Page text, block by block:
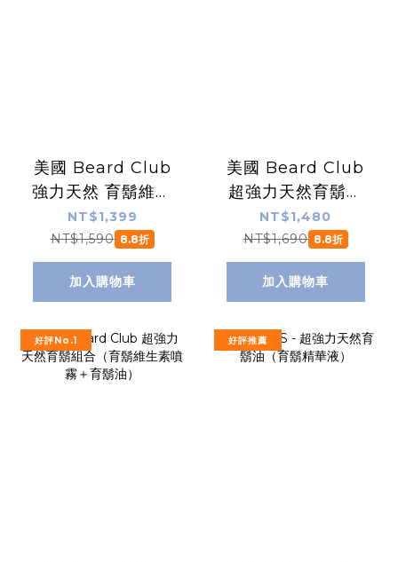
美國 Beard Club
強力天然 育鬍維生
素噴霧（育鬍液噴
霧）
NT$1,399
NT$1,590 8.8折
加入購物車
美國 Beard Club
超強力天然育鬍油
（育鬍精華液）
NT$1,480
NT$1,690 8.8折
加入購物車
好評No.1 好評推薦